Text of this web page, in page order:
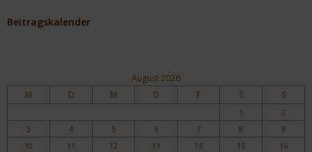
Beitragskalender
August 2026
M D M D F S S
1
2
3
4 5 6 7 8
9
10
11 12 13 14 15
16